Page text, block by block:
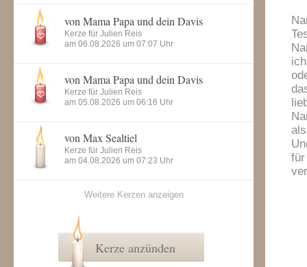
von Mama Papa und dein Davis
Kerze für Julien Reis
am 06.08.2026 um 07:07 Uhr
von Mama Papa und dein Davis
Kerze für Julien Reis
am 05.08.2026 um 06:16 Uhr
von Max Sealtiel
Kerze für Julien Reis
am 04.08.2026 um 07:23 Uhr
Weitere Kerzen anzeigen
Kerze anzünden